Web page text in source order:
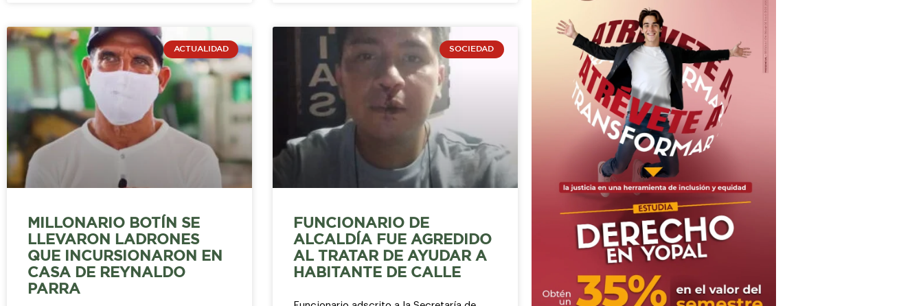
ACTUALIDAD
MILLONARIO BOTÍN SE
LLEVARON LADRONES
QUE INCURSIONARON EN
CASA DE REYNALDO
PARRA
SOCIEDAD
FUNCIONARIO DE
ALCALDÍA FUE AGREDIDO
AL TRATAR DE AYUDAR A
HABITANTE DE CALLE